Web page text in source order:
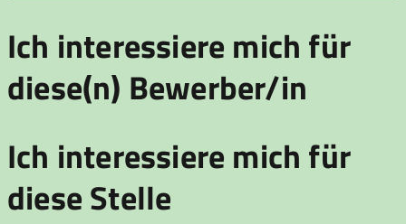
Ich interessiere mich für
diese(n) Bewerber/in
Ich interessiere mich für
diese Stelle